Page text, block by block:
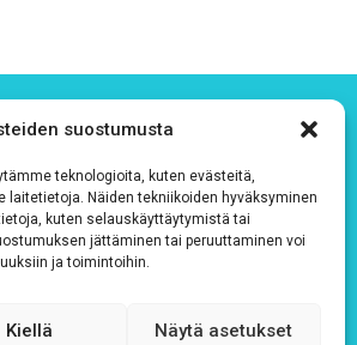
suostumusta
teknologioita, kuten evästeitä,
Näiden tekniikoiden hyväksyminen
kuten selauskäyttäytymistä tai
jättäminen tai peruuttaminen voi
ja toimintoihin.
Kiellä Näytä asetukset